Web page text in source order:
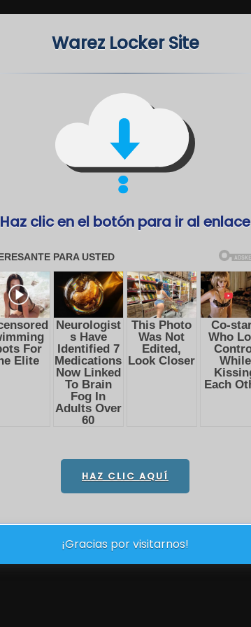
Warez Locker Site
Haz clic en el botón para ir al enlace
HAZ CLIC AQUÍ
¡Gracias por visitarnos!